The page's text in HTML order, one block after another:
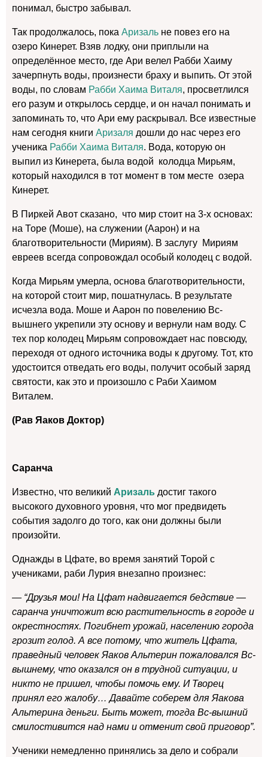
понимал, быстро забывал.
Так продолжалось, пока Аризаль не повез его на
озеро Кинерет. Взяв лодку, они приплыли на
определённое место, где Ари велел Рабби Хаиму
зачерпнуть воды, произнести браху и выпить. От этой
воды, по словам Рабби Хаима Виталя, просветлился
его разум и открылось сердце, и он начал понимать и
запоминать то, что Ари ему раскрывал. Все известные
нам сегодня книги Аризаля дошли до нас через его
ученика Рабби Хаима Виталя. Вода, которую он
выпил из Кинерета, была водой колодца Мирьям,
который находился в тот момент в том месте озера
Кинерет.
В Пиркей Авот сказано, что мир стоит на 3-х основах:
на Торе (Моше), на служении (Аарон) и на
благотворительности (Мириям). В заслугу Мириям
евреев всегда сопровождал особый колодец с водой.
Когда Мирьям умерла, основа благотворительности,
на которой стоит мир, пошатнулась. В результате
исчезла вода. Моше и Аарон по повелению Вс-
вышнего укрепили эту основу и вернули нам воду. С
тех пор колодец Мирьям сопровождает нас повсюду,
переходя от одного источника воды к другому. Тот, кто
удостоится отведать его воды, получит особый заряд
святости, как это и произошло с Раби Хаимом
Виталем.
(Рав Яаков Доктор)
Саранча
Известно, что великий Аризаль достиг такого
высокого духовного уровня, что мог предвидеть
события задолго до того, как они должны были
произойти.
Однажды в Цфате, во время занятий Торой с
учениками, раби Лурия внезапно произнес:
— “Друзья мои! На Цфат надвигается бедствие —
саранча уничтожит всю растительность в городе и
окрестностях. Погибнет урожай, населению города
грозит голод. А все потому, что житель Цфата,
праведный человек Яаков Альтерин пожаловался Вс-
вышнему, что оказался он в трудной ситуации, и
никто не пришел, чтобы помочь ему. И Творец
принял его жалобу… Давайте соберем для Яакова
Альтерина деньги. Быть может, тогда Вс-вышний
смилостивится над нами и отменит свой приговор”.
Ученики немедленно принялись за дело и собрали